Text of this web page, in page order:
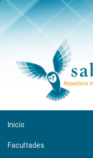
Inicio
Facultades